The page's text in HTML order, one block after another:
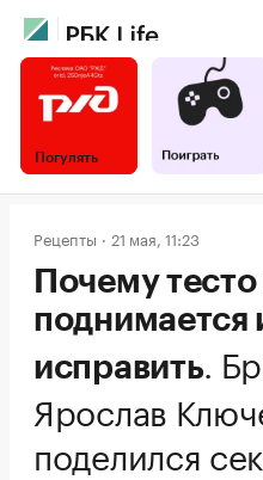
Погулять
Рецепты 21 мая, 11:23
Почему тесто
поднимается
исправить.
Ярослав
поделился